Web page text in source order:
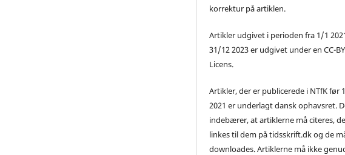
korrektur på artiklen.
Artikler udgivet i perioden fra 1/1
31/12 2023 er udgivet under en CC-
Licens.
Artikler, der er publicerede i NTfK før
2021 er underlagt dansk ophavsret.
indebærer, at artiklerne må citeres,
linkes til dem på tidsskrift.dk og de
downloades. Artiklerne må ikke